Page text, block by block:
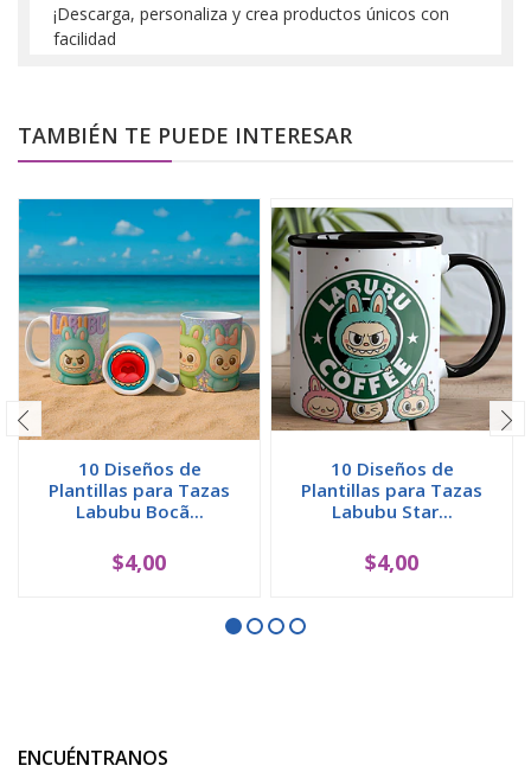
¡Descarga, personaliza y crea productos únicos con
facilidad
TAMBIÉN TE PUEDE INTERESAR
10 Diseños de
Plantillas para Tazas
Labubu Bocã...
$4,00
10 Diseños de
Plantillas para Tazas
Labubu Star...
$4,00
ENCUÉNTRANOS